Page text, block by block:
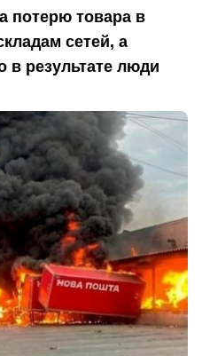
потерю товара в
сетей, а
в результате люди